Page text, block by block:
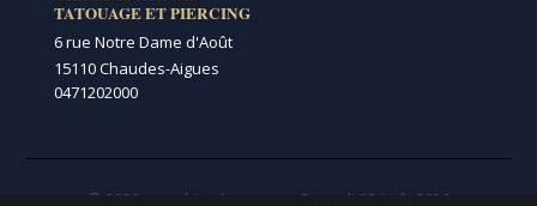
TATOUAGE ET PIERCING
6 rue Notre Dame d'Août
15110 Chaudes-Aigues
0471202000
© 2026 - graphicaderme.com Samedi 08 Août 2026